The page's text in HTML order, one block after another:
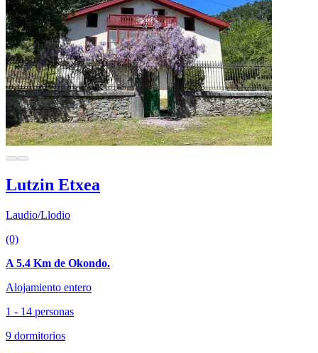
Lutzin Etxea
Laudio/Llodio
(0)
A 5.4 Km de Okondo.
Alojamiento entero
1 - 14 personas
9 dormitorios